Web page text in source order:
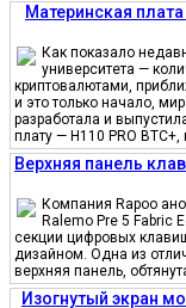
Материнская
Как показало
университета —
криптовалютами,
и это только начало,
разработала и
плату — H110 PRO
Верхняя панель
Компания Rapoo
Ralemo Pre 5 Fabric
секции цифровых
дизайном. Одна из
верхняя панель,
Изогнутый экран